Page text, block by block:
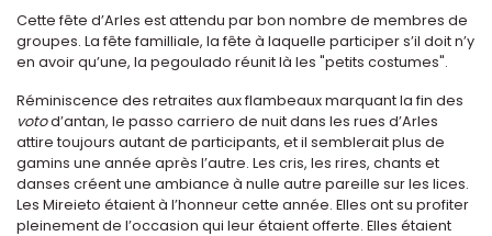
Cette fête d’Arles est attendu par bon nombre de membres de
groupes. La fête familliale, la fête à laquelle participer s’il doit n’y
en avoir qu’une, la pegoulado réunit là les "petits costumes".
Réminiscence des retraites aux flambeaux marquant la fin des
votod’antan, le passo carriero de nuit dans les rues d’Arles
attire toujours autant de participants, et il semblerait plus de
gamins une année après l’autre. Les cris, les rires, chants et
danses créent une ambiance à nulle autre pareille sur les lices.
Les Mireieto étaient à l’honneur cette année. Elles ont su profiter
pleinement de l’occasion qui leur étaient offerte. Elles étaient